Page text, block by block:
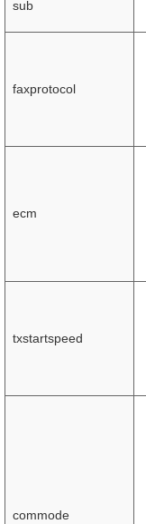
sub
faxprotocol
ecm
txstartspeed
commode